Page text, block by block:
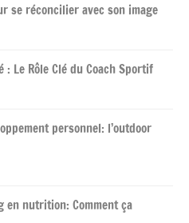
se réconcilier avec son image
: Le Rôle Clé du Coach Sportif
personnel: l’outdoor
en nutrition: Comment ça